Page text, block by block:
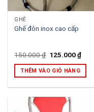
GHẾ
Ghế đôn inox cao cấp
150.000₫ Giá
là:
150.000 ₫.
125.000₫Giá
tại
THÊM VÀO GIỎ HÀNG